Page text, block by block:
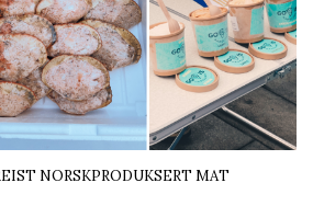
NORSKPRODUKSERT MAT